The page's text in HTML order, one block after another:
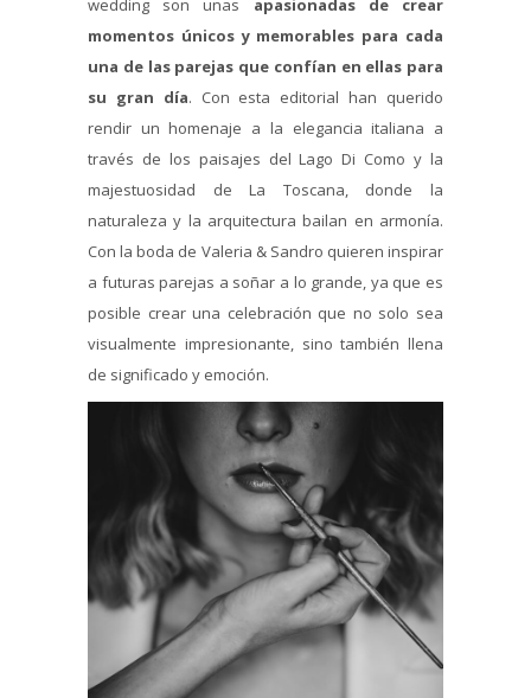
wedding son unas apasionadas de crear
momentos únicos y memorables para cada
una de las parejas que confían en ellas para
su gran día. Con esta editorial han querido
rendir un homenaje a la elegancia italiana a
través de los paisajes del Lago Di Como y la
majestuosidad de La Toscana, donde la
naturaleza y la arquitectura bailan en armonía.
Con la boda de Valeria & Sandro quieren inspirar
a futuras parejas a soñar a lo grande, ya que es
posible crear una celebración que no solo sea
visualmente impresionante, sino también llena
de significado y emoción.